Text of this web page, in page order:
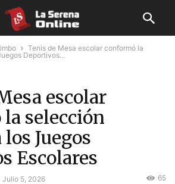
Tenis de Mesa escolar conformó la
Deportivos...
escolar
selección
Juegos
Escolares
Julio 5, 2026 65